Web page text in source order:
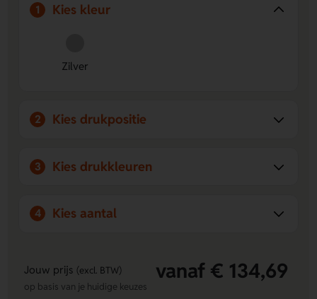
Compact formaat– Makkelijk mee te nemen dankzij het
1 Kies kleur
Zilver
2 Kies drukpositie
3 Kies drukkleuren
4 Kies aantal
Jouw prijs (excl. BTW) vanaf € 134,69
op basis van je huidige keuzes